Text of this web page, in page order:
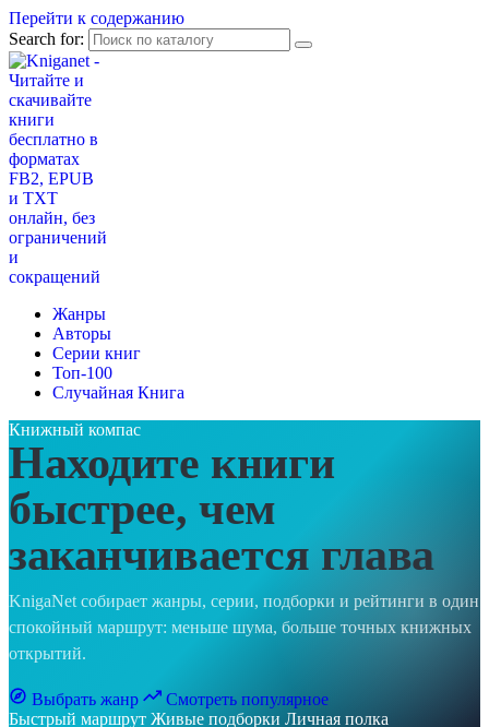
Перейти к содержанию
Search for:
Жанры
Авторы
Серии книг
Топ-100
Случайная Книга
Книжный компас
Находите книги
быстрее, чем
заканчивается глава
KnigaNet собирает жанры, серии, подборки и рейтинги в один
спокойный маршрут: меньше шума, больше точных книжных
открытий.
Выбрать жанр
Смотреть популярное
Быстрый маршрут Живые подборки Личная полка